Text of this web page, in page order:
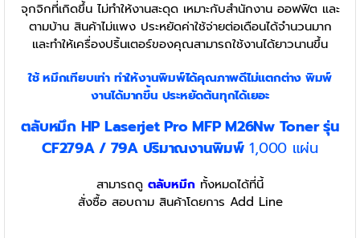
จุกจิกที่เกิดขึ้น ไม่ทำให้งานสะดุด เหมาะกับสำนักงาน ออฟฟิต และ
ตามบ้าน สินค้าไม่แพง ประหยัดค่าใช้จ่ายต่อเดือนได้จำนวนมาก
และทำให้เครื่องปริ้นเตอร์ของคุณสามารถใช้งานได้ยาวนานขึ้น
ใช้ หมึกเทียบเท่า ทำให้งานพิมพ์ได้คุณภาพดีไม่แตกต่าง พิมพ์
งานได้มากขึ้น ประหยัดต้นทุกได้เยอะ
ตลับหมึก HP Laserjet Pro MFP M26Nw Toner รุ่น
CF279A / 79A ปริมาณงานพิมพ์1,000 แผ่น
สามารถดู ตลับหมึก ทั้งหมดได้ที่นี้
สั่งซื้อ สอบถาม สินค้าโดยการ Add Line